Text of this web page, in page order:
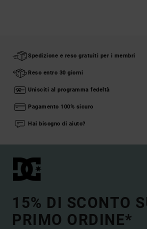
Spedizione e reso gratuiti per i membri
Reso entro 30 giorni
Unisciti al programma fedeltà
Pagamento 100% sicuro
Hai bisogno di aiuto?
15% DI SCONTO
PRIMO ORDINE*